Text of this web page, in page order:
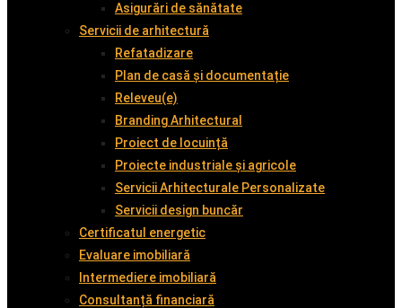
Asigurări de sănătate
Servicii de arhitectură
Refatadizare
Plan de casă și documentație
Releveu(e)
Branding Arhitectural
Proiect de locuință
Proiecte industriale și agricole
Servicii Arhitecturale Personalizate
Servicii design buncăr
Certificatul energetic
Evaluare imobiliară
Intermediere imobiliară
Consultanță financiară